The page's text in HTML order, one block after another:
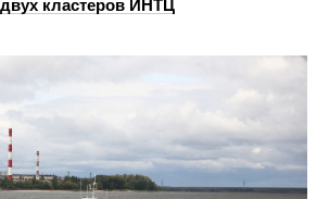
кластеров ИНТЦ